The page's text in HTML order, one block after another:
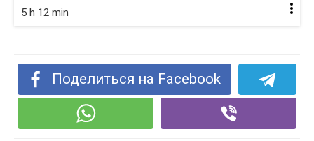
5 h 12 min
Поделиться на Facebook